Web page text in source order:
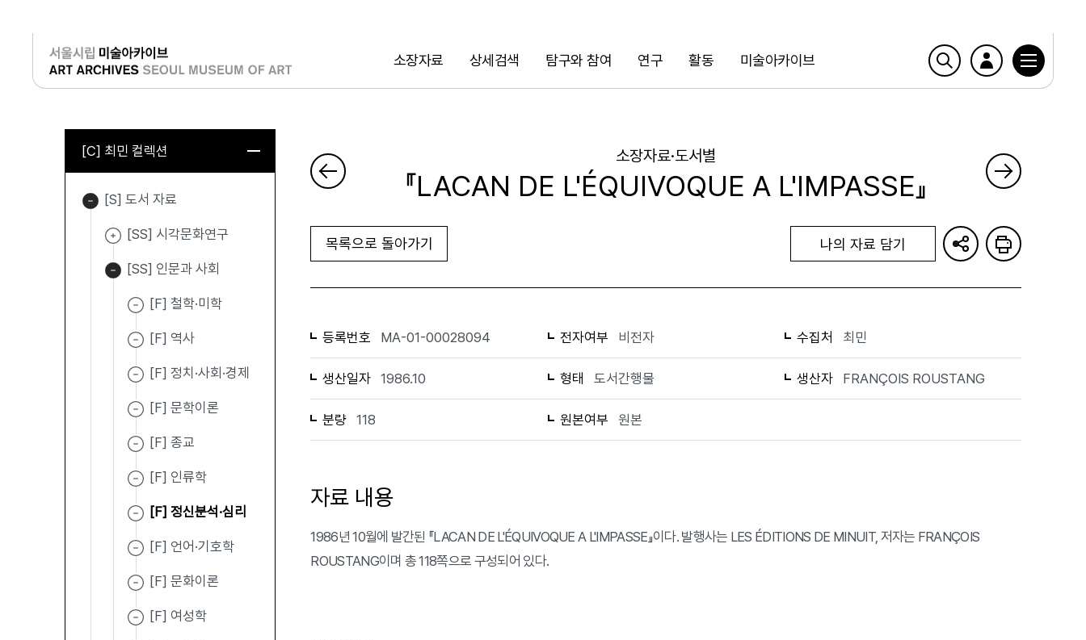
소장자료 상세검색 탐구와 참여 연구 활동 미술아카이브
검색
로그인
[C] 최민 컬렉션
[S] 도서 자료
[SS] 시각문화연구
[SS] 인문과 사회
[F] 철학·미학
[F] 역사
[F] 정치·사회·경제
[F] 문학이론
[F] 종교
[F] 인류학
[F] 정신분석·심리
[F] 언어·기호학
[F] 문화이론
[F] 여성학
소장자료·도서별
『LACAN DE L'ÉQUIVOQUE A L'IMPASSE』
목록으로 돌아가기 나의 자료 담기
등록번호 MA-01-00028094 전자여부 비전자 수집처 최민
생산일자 1986.10 형태 도서간행물 생산자 FRANÇOIS ROUSTANG
분량 118 원본여부 원본
자료 내용
1986년 10월에 발간된 『LACAN DE L'ÉQUIVOQUE A L'IMPASSE』이다. 발행사는 LES ÉDITIONS DE MINUIT, 저자는 FRANÇOIS
ROUSTANG이며 총 118쪽으로 구성되어 있다.